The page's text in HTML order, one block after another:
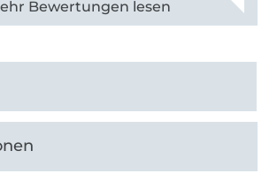
Bewertungen ansehen